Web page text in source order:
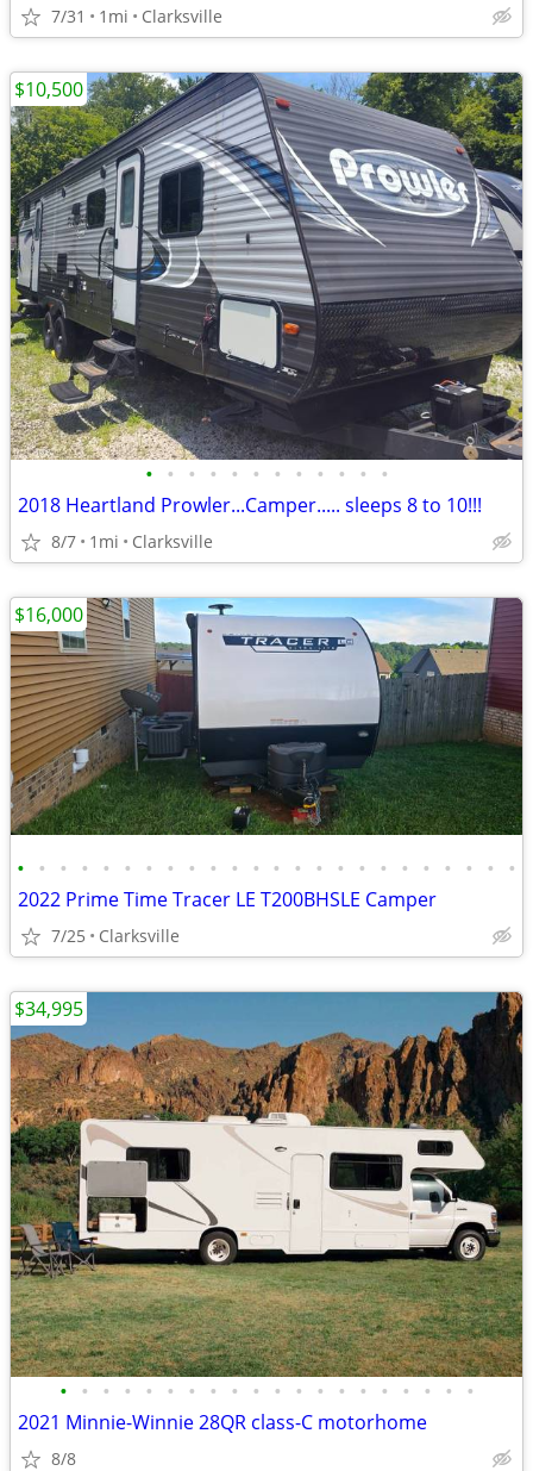
7/31 1mi Clarksville
• • • • • • • • • • • •
2018 Heartland Prowler...Camper..... sleeps 8 to 10!!!
8/7 1mi Clarksville
$10,500
• • • • • • • • • • • • • • • • • • • • • • • •
2022 Prime Time Tracer LE T200BHSLE Camper
7/25 Clarksville
$16,000
• • • • • • • • • • • • • • • • • • • •
2021 Minnie-Winnie 28QR class-C motorhome
8/8
$34,995